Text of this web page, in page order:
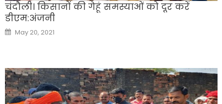
चंदौली। किसानों की गेहूं समस्याओं को दूर करें
डीएम:अंजनी
Posted
on
May 20, 2021